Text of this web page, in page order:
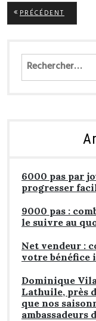
Navigation
de
PRÉCÉDENT
Rechercher :
6000 pas par
progresser
9000 pas :
le suivre au
Net vendeur :
votre bénéfice
Dominique
Lathuile, près
que nos
ambassadeurs